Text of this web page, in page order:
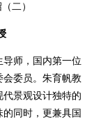
师，国内第一位
委员。朱育帆教
景观设计独特的
同时，更兼具国